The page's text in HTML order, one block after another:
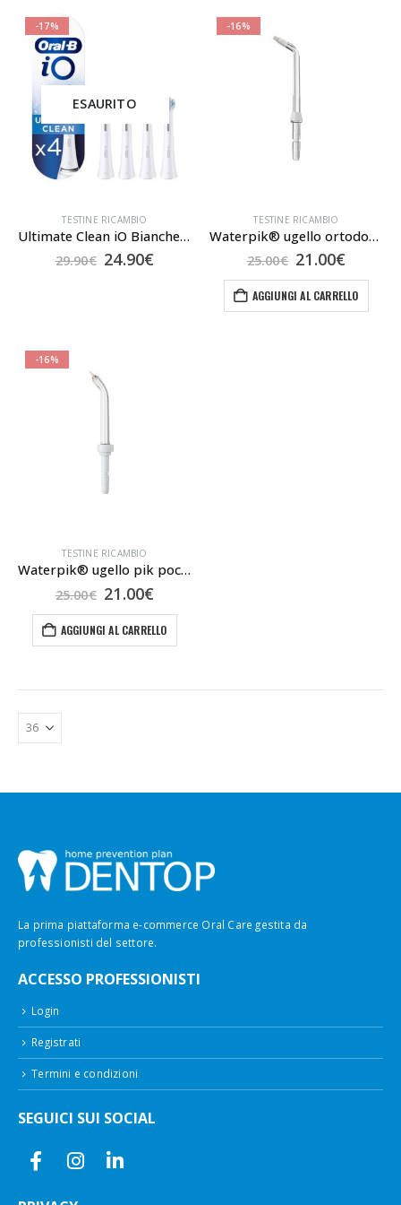
-17%
ESAURITO
TESTINE RICAMBIO
Ultimate Clean iO Bianche, 4 Pezzi
29.90€ Il
24.90€Il
-16%
TESTINE RICAMBIO
Waterpik® ugello ortodontico
25.00€ Il
prezzo
originale
era:
21.00€Il
prezzo
è:
AGGIUNGI AL CARRELLO
-16%
TESTINE RICAMBIO
Waterpik® ugello pik pocket
25.00€ Il
originale
era:
21.00€Il
attuale
è:
AGGIUNGI AL CARRELLO
La prima piattaforma e-commerce Oral Care gestita da
professionisti del settore.
ACCESSO PROFESSIONISTI
Login
Registrati
Termini e condizioni
SEGUICI SUI SOCIAL